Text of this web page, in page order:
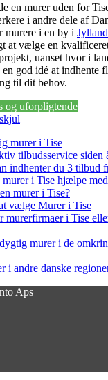
en murer uden for
i andre dele af
murere i en by i Jylland
at vælge en
uanset hvor i
god idé at indhente
til dit behov.
og uforpligtende
skjul
murer i Tise
tilbudsservice siden
indhenter du 3 tilbud
i Tise hjælpe
murer i Tise?
vælge Murer i Tise
murerfirmaer i Tise
murer i de
i andre danske
Aps